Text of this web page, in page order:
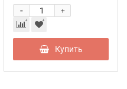
+
-
Купить